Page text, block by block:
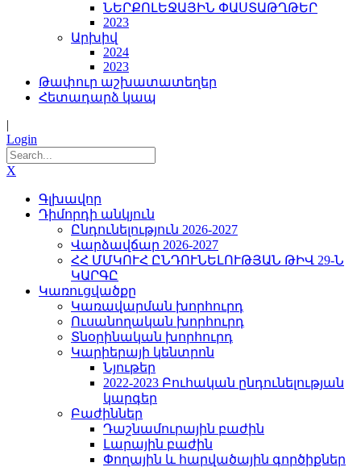
ՆԵՐՔՈԼԵՋԱՅԻՆ ՓԱՍՏԱԹՂԹԵՐ
2023
Արխիվ
2024
2023
Թափուր աշխատատեղեր
Հետադարձ կապ
|
Login
X
Գլխավոր
Դիմորդի անկյուն
Ընդունելություն 2026-2027
Վարձավճար 2026-2027
ՀՀ ՄՄԿՈՒՀ ԸՆԴՈՒՆԵԼՈՒԹՅԱՆ ԹԻՎ 29-Ն
ԿԱՐԳԸ
Կառուցվածքը
Կառավարման խորհուրդ
Ուսանողական խորհուրդ
Տնօրինական խորհուրդ
Կարիերայի կենտրոն
Նյութեր
2022-2023 Բուհական ընդունելության
կարգեր
Բաժիններ
Դաշնամուրային բաժին
Լարային բաժին
Փողային և հարվածային գործիքներ